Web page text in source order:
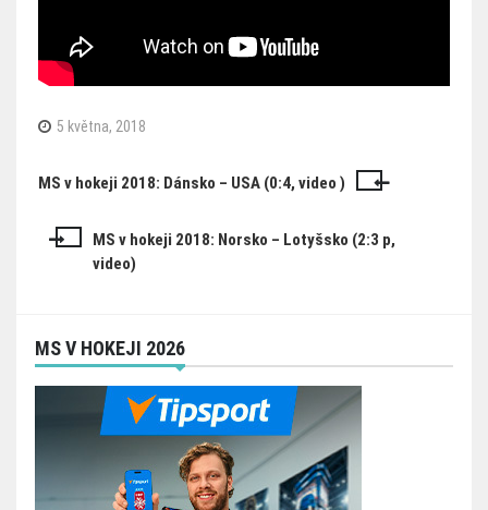
5 května, 2018
Navigace
pro
příspěvek
MS v hokeji 2018: Dánsko – USA (0:4, video )
MS v hokeji 2018: Norsko – Lotyšsko (2:3 p,
video)
MS V HOKEJI 2026